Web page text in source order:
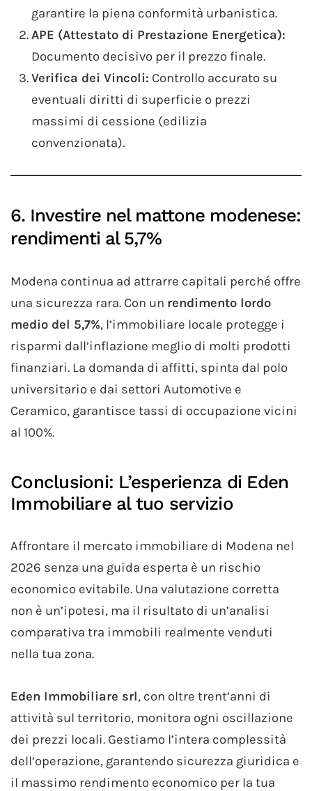
garantire la piena conformità urbanistica.
APE (Attestato di Prestazione Energetica):
Documento decisivo per il prezzo finale.
Verifica dei Vincoli: Controllo accurato su
eventuali diritti di superficie o prezzi
massimi di cessione (edilizia
convenzionata).
6. Investire nel mattone modenese:
rendimenti al 5,7%
Modena continua ad attrarre capitali perché offre
una sicurezza rara. Con un rendimento lordo
medio del 5,7%, l’immobiliare locale protegge i
risparmi dall’inflazione meglio di molti prodotti
finanziari. La domanda di affitti, spinta dal polo
universitario e dai settori Automotive e
Ceramico, garantisce tassi di occupazione vicini
al 100%.
Conclusioni: L’esperienza di Eden
Immobiliare al tuo servizio
Affrontare il mercato immobiliare di Modena nel
2026 senza una guida esperta è un rischio
economico evitabile. Una valutazione corretta
non è un’ipotesi, ma il risultato di un’analisi
comparativa tra immobili realmente venduti
nella tua zona.
Eden Immobiliare srl, con oltre trent’anni di
attività sul territorio, monitora ogni oscillazione
dei prezzi locali. Gestiamo l’intera complessità
dell’operazione, garantendo sicurezza giuridica e
il massimo rendimento economico per la tua